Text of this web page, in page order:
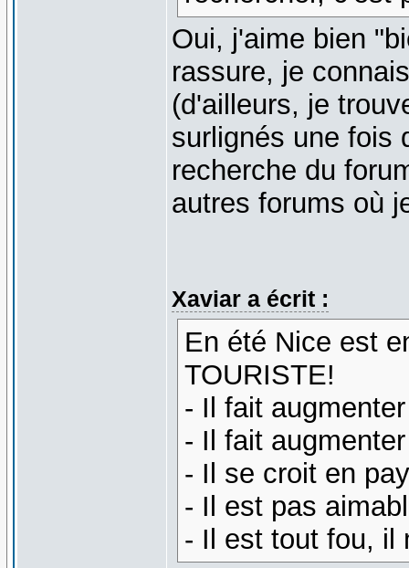
Oui, j'aime bien
rassure, je
(d'ailleurs, je
surlignés une fois
recherche du
autres forums où
Xaviar a écrit :
En été Nice est
TOURISTE!
- Il fait
- Il fait
- Il se croit en
- Il est pas
- Il est tout fou, il